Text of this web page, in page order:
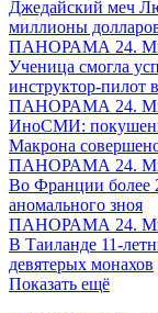
Джедайский меч
миллионы
ПАНОРАМА 24.
Ученица смогла
инструктор-пилот
ПАНОРАМА 24.
ИноСМИ:
Макрона
ПАНОРАМА 24.
Во Франции более
аномального зноя
ПАНОРАМА 24.
В Таиланде 11-
девятерых монахов
Показать ещё